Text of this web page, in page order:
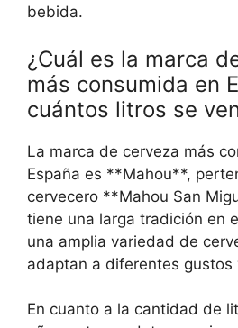
bebida.
¿Cuál es la marca
más consumida en
cuántos litros se
La marca de cerveza más
España es **Mahou**,
cervecero **Mahou San
tiene una larga tradición en
una amplia variedad de
adaptan a diferentes gustos
En cuanto a la cantidad de